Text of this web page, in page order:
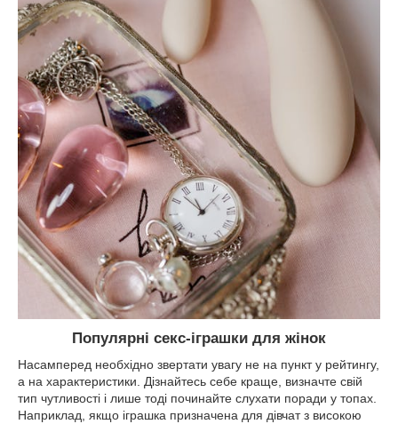
Популярні секс-іграшки для жінок
Насамперед необхідно звертати увагу не на пункт у рейтингу,
а на характеристики. Дізнайтесь себе краще, визначте свій
тип чутливості і лише тоді починайте слухати поради у топах.
Наприклад, якщо іграшка призначена для дівчат з високою